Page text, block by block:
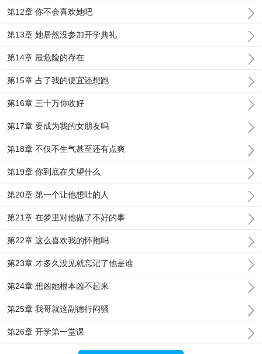
第12章 你不会喜欢她吧
第13章 她居然没参加开学典礼
第14章 最危险的存在
第15章 占了我的便宜还想跑
第16章 三十万你收好
第17章 要成为我的女朋友吗
第18章 不仅不生气甚至还有点爽
第19章 你到底在失望什么
第20章 第一个让他想吐的人
第21章 在梦里对他做了不好的事
第22章 这么喜欢我的怀抱吗
第23章 才多久没见就忘记了他是谁
第24章 想凶她根本凶不起来
第25章 我哥就这副德行闷骚
第26章 开学第一堂课